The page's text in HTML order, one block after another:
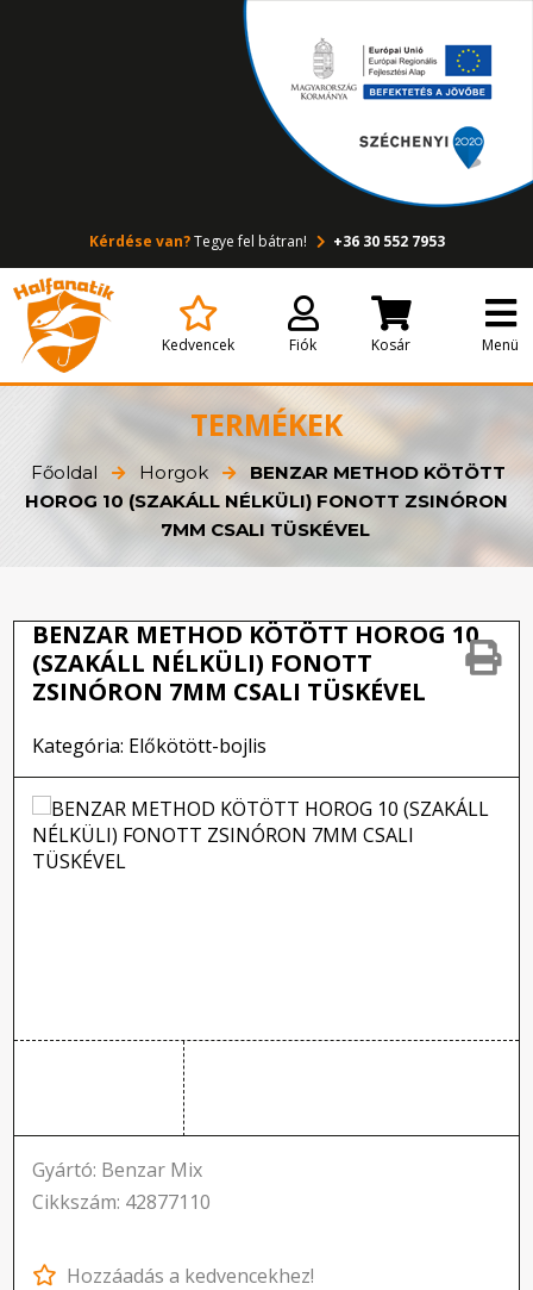
Kérdése van?Tegye fel bátran! +36 30 552 7953
Kedvencek Fiók Kosár Menü
TERMÉKEK
Főoldal Horgok
BENZAR METHOD KÖTÖTT
HOROG 10 (SZAKÁLL NÉLKÜLI) FONOTT ZSINÓRON
7MM CSALI TÜSKÉVEL
BENZAR METHOD KÖTÖTT HOROG 10
(SZAKÁLL NÉLKÜLI) FONOTT
ZSINÓRON 7MM CSALI TÜSKÉVEL
Kategória: Előkötött-bojlis
Gyártó: Benzar Mix
Cikkszám: 42877110
Hozzáadás a kedvencekhez!